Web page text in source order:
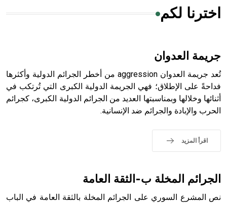
هل تعلم أن الأبسيد كلمة فرنسية اللفظ تم اعتمادها مصطلحاً
- هل تعلم أن أبجر Abgar اسم معروف جيداً يعود إلى عدد من
الملوك الذين حكموا مدينة إديسا (الرها) من أبجر الأول وحتى
sign تكتب منفصلة غير متصلة، وتعتمد المبدأ الأكوروفوني،
حيث تقتصر القيمة الصوتية للعلامة الك
اخترنا لكم
جريمة العدوان
تُعد جريمة العدوان aggression من أخطر الجرائم الدولية وأكثرها
فداحةً على الإطلاق؛ فهي الجريمة الدولية الكبرى التي تُرتكب في
أثنائها وخلالها وبمناسبتها العديد من الجرائم الدولية الكبرى، كجرائم
الحرب والإبادة والجرائم ضد الإنسانية.
اقرأ المزيد
الجرائم المخلة ب-الثقة العامة
نص المشرع السوري على الجرائم المخلة بالثقة العامة في الباب